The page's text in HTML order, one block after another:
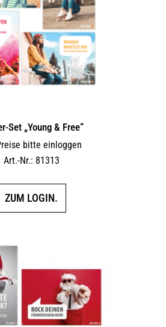
Set „Young & Free“
bitte einloggen
Art.-Nr.: 81313
ZUM LOGIN.